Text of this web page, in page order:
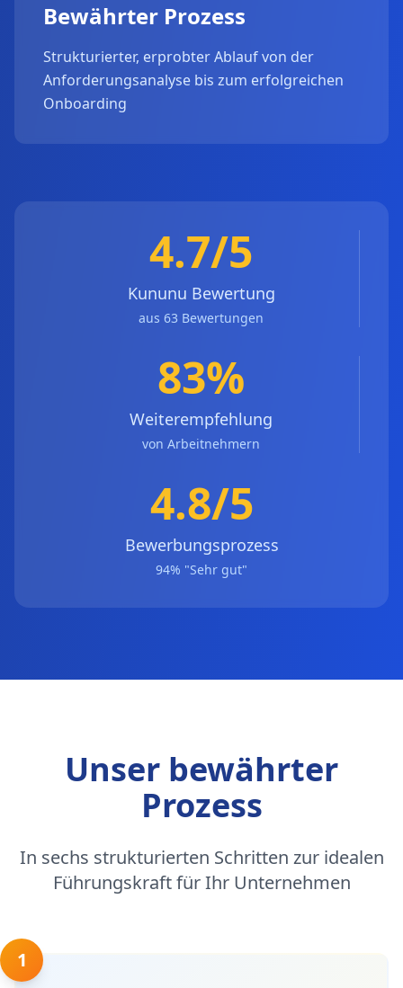
Bewährter Prozess
Strukturierter, erprobter Ablauf von der
Anforderungsanalyse bis zum erfolgreichen
Onboarding
4.7/5
Kununu Bewertung
aus 63 Bewertungen
83%
Weiterempfehlung
von Arbeitnehmern
4.8/5
Bewerbungsprozess
94% "Sehr gut"
Unser bewährter
Prozess
In sechs strukturierten Schritten zur idealen
Führungskraft für Ihr Unternehmen
1